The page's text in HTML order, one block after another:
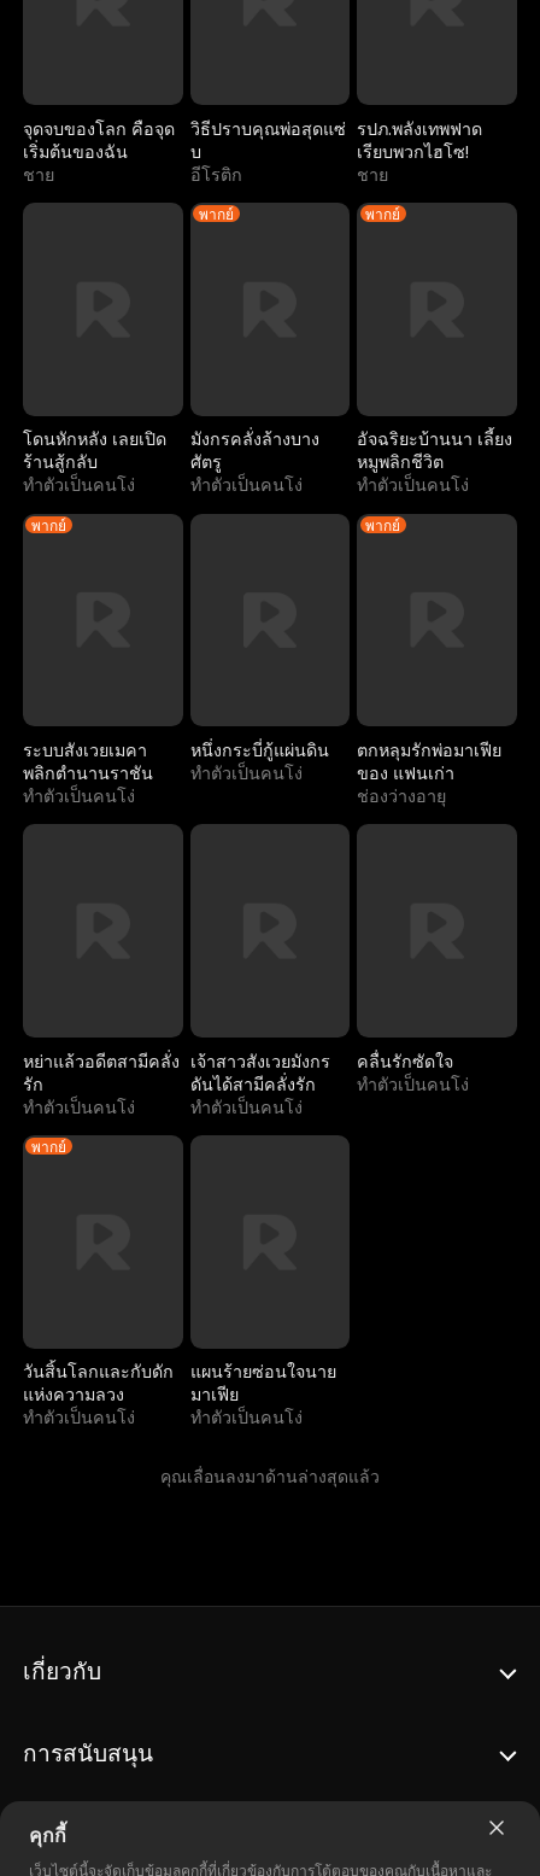
จุดจบของโลก คือจุด
เริ่มต้นของฉัน
ชาย
วิธีปราบคุณพ่อสุดแซ่
บ
อีโรติก
รปภ.พลังเทพฟาด
เรียบพวกไฮโซ!
ชาย
โดนหักหลัง เลยเปิด
ร้านสู้กลับ
ทำตัวเป็นคนโง่
พากย์
มังกรคลั่งล้างบาง
ศัตรู
ทำตัวเป็นคนโง่
พากย์
อัจฉริยะบ้านนา เลี้ยง
หมูพลิกชีวิต
ทำตัวเป็นคนโง่
พากย์
ระบบสังเวยเมคา
พลิกตำนานราชัน
ทำตัวเป็นคนโง่
หนึ่งกระบี่กู้แผ่นดิน
ทำตัวเป็นคนโง่
พากย์
ตกหลุมรักพ่อมาเฟีย
ของ แฟนเก่า
ช่องว่างอายุ
หย่าแล้วอดีตสามีคลั่ง
รัก
ทำตัวเป็นคนโง่
เจ้าสาวสังเวยมังกร
ดันได้สามีคลั่งรัก
ทำตัวเป็นคนโง่
คลื่นรักซัดใจ
ทำตัวเป็นคนโง่
พากย์
วันสิ้นโลกและกับดัก
แห่งความลวง
ทำตัวเป็นคนโง่
แผนร้ายซ่อนใจนาย
มาเฟีย
ทำตัวเป็นคนโง่
คุณเลื่อนลงมาด้านล่างสุดแล้ว
คุกกี้
เว็บไซต์นี้จะจัดเก็บข้อมูลคุกกี้ที่เกี่ยวข้องกับการโต้ตอบของคุณกับเนื้อหาและ
เกี่ยวกับ
การสนับสนุน